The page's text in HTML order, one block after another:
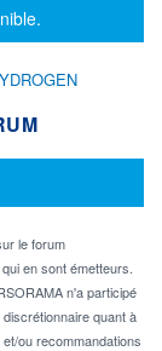
le forum
en sont émetteurs.
n'a participé
quant à
ou recommandations